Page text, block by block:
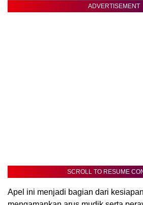
ADVERTISEMENT
SCROLL TO RESUME
Apel ini menjadi bagian dari